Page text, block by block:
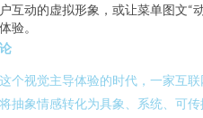
互动的虚拟形象，或让菜单图文“
验。
个视觉主导体验的时代，一家互
抽象情感转化为具象、系统、可